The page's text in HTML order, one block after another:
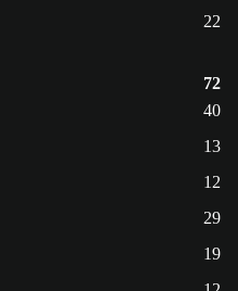
22
72
40
13
12
29
19